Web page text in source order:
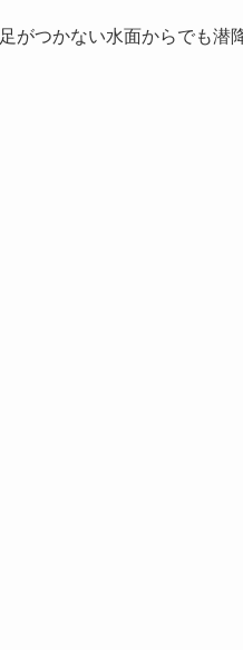
足がつかない水面からでも潜